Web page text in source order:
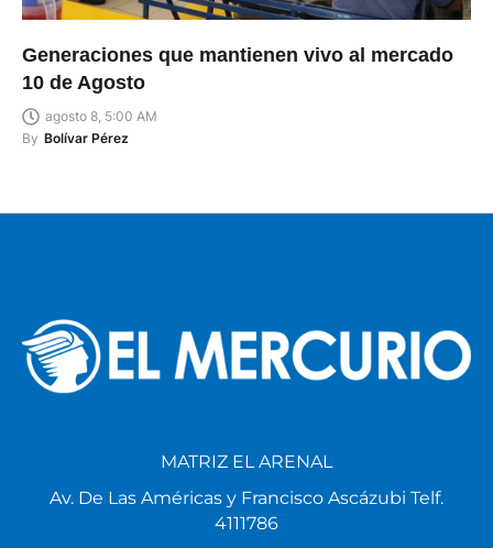
Generaciones que mantienen vivo al mercado
10 de Agosto
agosto 8, 5:00 AM
By Bolívar Pérez
MATRIZ EL ARENAL
Av. De Las Américas y Francisco Ascázubi Telf.
4111786